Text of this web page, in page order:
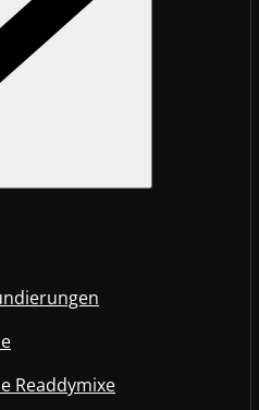
Readdymixe